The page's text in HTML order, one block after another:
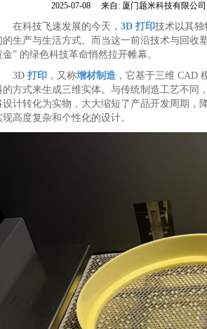
2025-07-08 来自: 厦门题米科技有限公司
在科技飞速发展的今天， 3D 打印技术以其独
的生产与生活方式。而当这一前沿技术与回收
金” 的绿色科技革命悄然拉开帷幕。
3D 打印，又称增材制造，它基于三维 CAD
的方式来生成三维实体。与传统制造工艺不同
设计转化为实物，大大缩短了产品开发周期，
现高度复杂和个性化的设计。